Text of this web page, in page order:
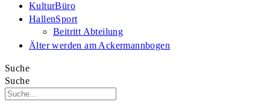
KulturBüro
HallenSport
Beitritt Abteilung
Älter werden am Ackermannbogen
Suche
Suche